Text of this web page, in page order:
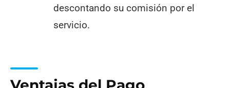
descontando su comisión por el
servicio.